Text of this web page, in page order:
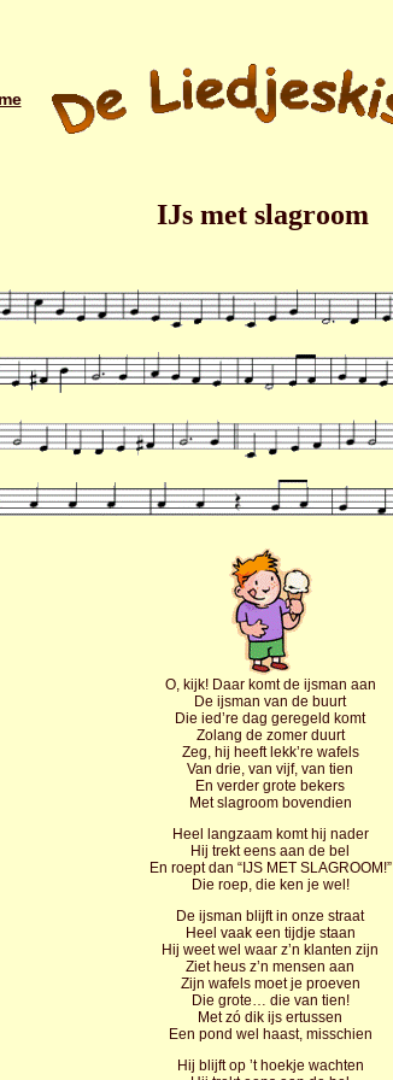
IJs met slagroom
O, kijk! Daar komt de ijsman aan
De ijsman van de buurt
Die ied’re dag geregeld komt
Zolang de zomer duurt
Zeg, hij heeft lekk’re wafels
Van drie, van vijf, van tien
En verder grote bekers
Met slagroom bovendien
Heel langzaam komt hij nader
Hij trekt eens aan de bel
En roept dan “IJS MET SLAGROOM!”
Die roep, die ken je wel!
De ijsman blijft in onze straat
Heel vaak een tijdje staan
Hij weet wel waar z’n klanten zijn
Ziet heus z’n mensen aan
Zijn wafels moet je proeven
Die grote… die van tien!
Met zó dik ijs ertussen
Een pond wel haast, misschien
Hij blijft op ’t hoekje wachten